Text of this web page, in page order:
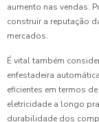
aumento nas vendas.
construir a reputação
mercados.
É vital também
enfestadeira
eficientes em termos
eletricidade a longo
durabilidade dos